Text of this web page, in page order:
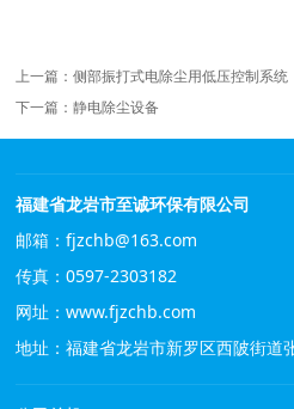
上一篇：侧部振打式电除尘用低压控制系统
下一篇：静电除尘设备
福建省龙岩市至诚环保有限公司
邮箱：fjzchb@163.com
传真：0597-2303182
网址：www.fjzchb.com
地址：福建省龙岩市新罗区西陂街道